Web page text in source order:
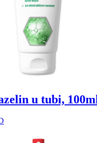
u tubi, 100ml